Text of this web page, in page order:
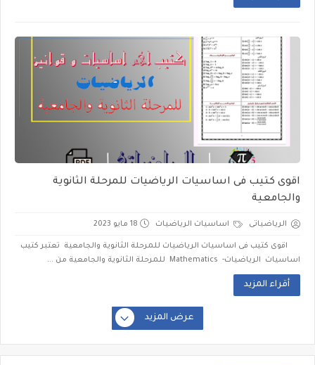
اقوى كتيب فى اساسيات الرياضيات للمرحلة الثانوية
والجامعية
الرياضياتى اساسيات الرياضيات 18 مايو 2023
اقوى كتيب فى اساسيات الرياضيات للمرحلة الثانوية والجامعية تعتبر كتيب
اساسيات الرياضيات- Mathematics للمرحلة الثانوية والجامعية من ...
أقراء المزيد
عرض المزيد